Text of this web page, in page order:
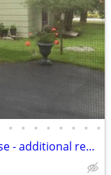
• • • • • • • •
Single Family Home WITH guest house - additional rental income!